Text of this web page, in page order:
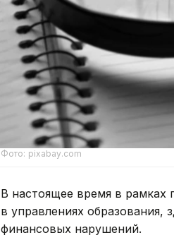
Фото: pixabay.com
В настоящее время в рамках
в управлениях образования,
финансовых нарушений.